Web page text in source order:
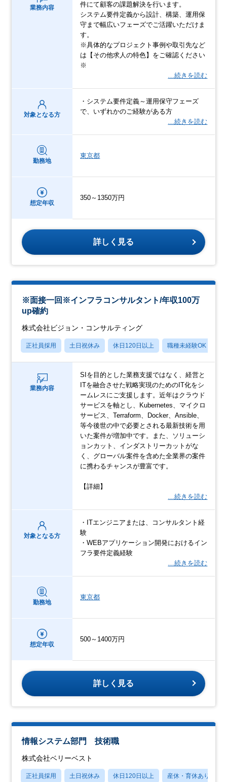
業務内容
件にて顧客の課題解決を行います。
システム要件定義から設計、構築、運用保
守まで幅広いフェーズでご活躍いただけま
す。
※具体的なプロジェクト事例や取引先など
は【その他求人の特色】をご確認ください
※
…続きを読む
対象となる方
・システム要件定義～運用保守フェーズ
で、いずれかのご経験がある方
…続きを読む
勤務地
東京都
想定年収
350～1350万円
詳しく見る
※面接一回※インフラコンサルタント/年収100万
up確約
株式会社ビジョン・コンサルティング
正社員採用 土日祝休み 休日120日以上 職種未経験OK
業務内容
SIを目的とした業務支援ではなく、経営と
ITを融合させた戦略実現のためのIT化をシ
ームレスにご支援します。近年はクラウド
サービスを軸とし、Kubernetes、マイクロ
サービス、Terraform、Docker、Ansible、
等今後世の中で必要とされる最新技術を用
いた案件が増加中です。また、ソリューシ
ョンカット、インダストリーカットがな
く、グローバル案件を含めた全業界の案件
に携わるチャンスが豊富です。
【詳細】
…続きを読む
対象となる方
・ITエンジニアまたは、コンサルタント経
験
・WEBアプリケーション開発におけるイン
フラ要件定義経験
…続きを読む
勤務地
東京都
想定年収
500～1400万円
詳しく見る
情報システム部門 技術職
株式会社ベリーベスト
正社員採用 土日祝休み 休日120日以上 産休・育休あり